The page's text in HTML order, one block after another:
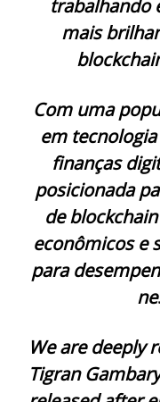
trabalhando
mais
Com uma
em
finanças
posicionada
de
econômicos e
para
We are deeply
Tigran